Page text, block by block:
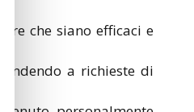
che siano efficaci e
a richieste di